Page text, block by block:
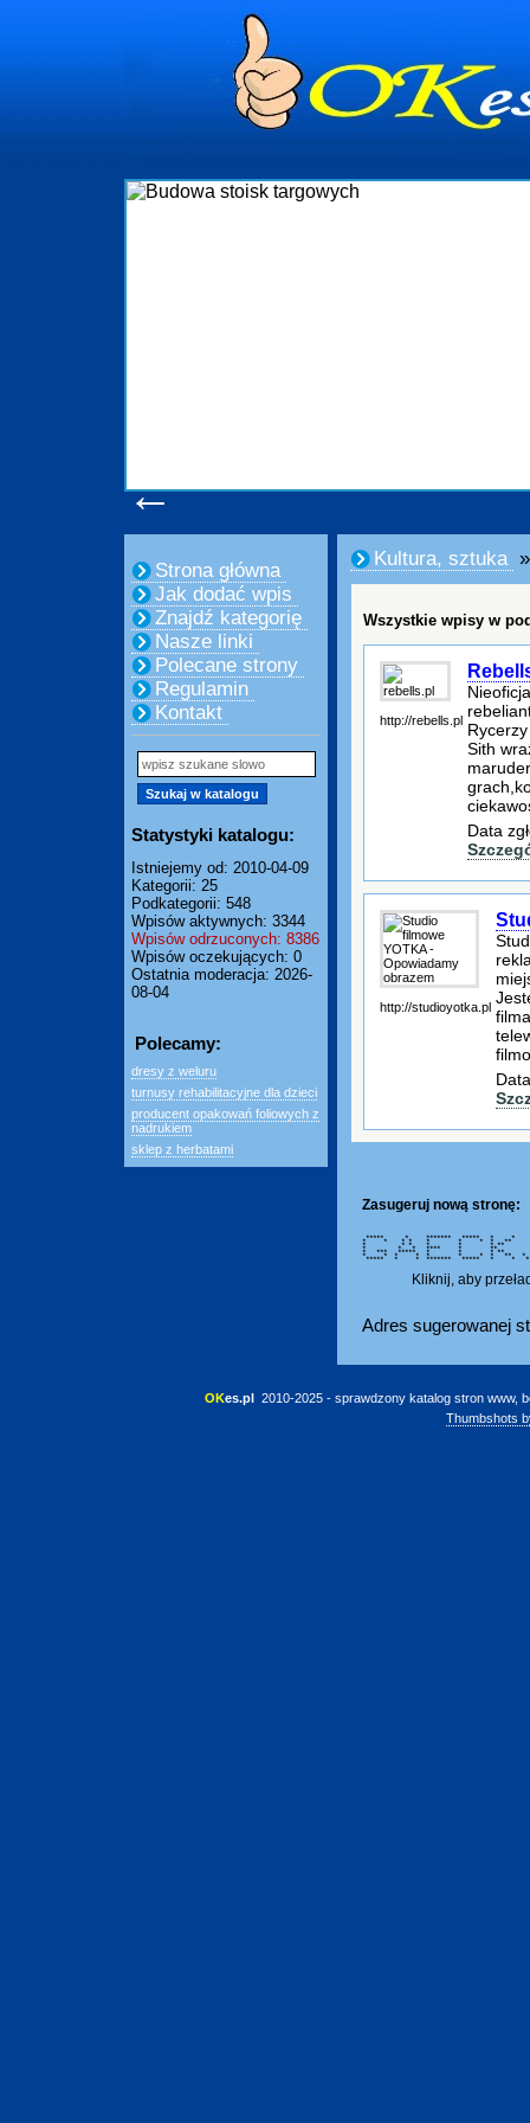
←
Strona główna
Jak dodać wpis
Znajdź kategorię
Nasze linki
Polecane strony
Regulamin
Kontakt
Statystyki katalogu:
Istniejemy od: 2010-04-09
Kategorii: 25
Podkategorii: 548
Wpisów aktywnych: 3344
Wpisów odrzuconych: 8386
Wpisów oczekujących: 0
Ostatnia moderacja: 2026-
08-04
Polecamy:
dresy z weluru
turnusy rehabilitacyjne dla dzieci
producent opakowań foliowych z
nadrukiem
sklep z herbatami
Kultura, sztuka
Wszystkie wpisy w
http://rebells.pl
Sith
Data
http://studioyotka.pl
Zasugeruj nową stronę:
***** * ******* ***** * * *
* * * * * * * *
* * * * * * **
* * * **** * ** *
* *** ***** * *
* * * * * * * *
***** * * ******* ***** * *
Kliknij, aby
Adres sugerowanej
OKes.pl 2010-2025 - sprawdzony katalog stron www,
Thumbshots